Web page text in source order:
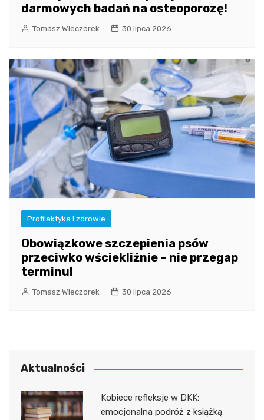
darmowych badań na osteoporozę!
Tomasz Wieczorek 30 lipca 2026
Profilaktyka i zdrowie
Obowiązkowe szczepienia psów
przeciwko wściekliźnie – nie przegap
terminu!
Tomasz Wieczorek 30 lipca 2026
Aktualności
Kobiece refleksje w DKK:
emocjonalna podróż z książką